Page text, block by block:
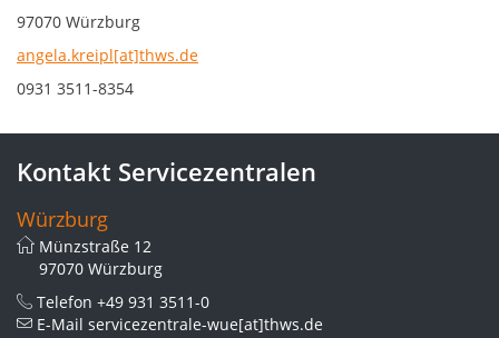
97070 Würzburg
angela.kreipl[at]thws.de
0931 3511-8354
Kontakt Servicezentralen
Würzburg
Münzstraße 12
97070 Würzburg
Telefon +49 931 3511-0
E-Mail servicezentrale-wue[at]thws.de